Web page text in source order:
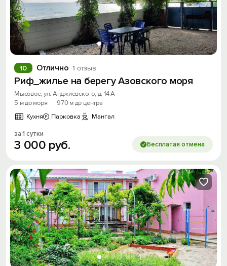
Отлично 1 отзыв
10
Риф_жилье на берегу Азовского моря
Мысовое, ул. Анджиевского, д. 14 А
5 м до моря · 970 м до центра
Кухня
Парковка Мангал
за 1 сутки
3 000 руб. Бесплатая отмена